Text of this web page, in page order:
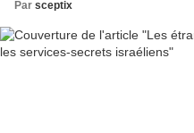
Par sceptix